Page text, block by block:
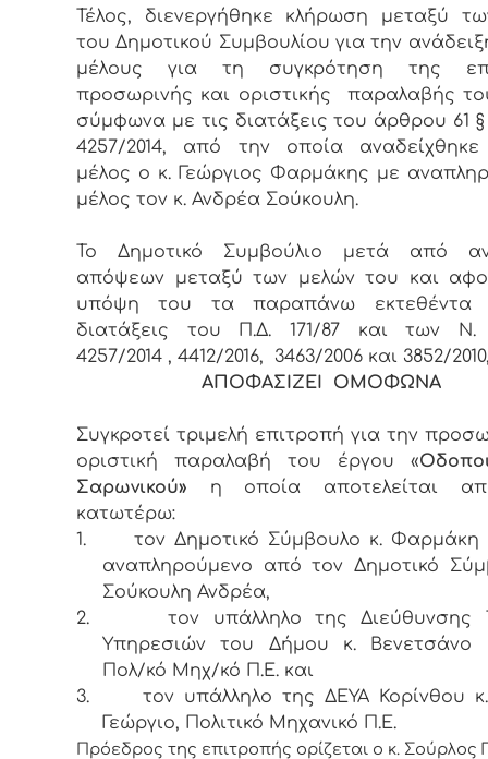
Τέλος, διενεργήθηκε κλήρωση μεταξύ
του Δημοτικού Συμβουλίου για την
μέλους για τη συγκρότηση της
προσωρινής και οριστικής παραλαβής
σύμφωνα με τις διατάξεις του άρθρου 61
4257/2014, από την οποία αναδείχθηκε
μέλος ο κ. Γεώργιος Φαρμάκης με
μέλος τον κ. Ανδρέα Σούκουλη.
Το Δημοτικό Συμβούλιο μετά από
απόψεων μεταξύ των μελών του και
υπόψη του τα παραπάνω εκτεθέντα
διατάξεις του Π.Δ. 171/87 και των Ν.
4257/2014 , 4412/2016, 3463/2006 και 3852/
ΑΠΟΦΑΣΙΖΕΙ ΟΜΟΦΩΝΑ
Συγκροτεί τριμελή επιτροπή για την
οριστική παραλαβή του έργου «
Σαρωνικού» η οποία αποτελείται
κατωτέρω:
1.
τον Δημοτικό Σύμβουλο κ. Φαρμάκη
αναπληρούμενο από τον Δημοτικό
Σούκουλη Ανδρέα,
2.
τον υπάλληλο της Διεύθυνσης
Υπηρεσιών του Δήμου κ. Βενετσάνο
Πολ/κό Μηχ/κό Π.Ε. και
3.
τον υπάλληλο της ΔΕΥΑ Κορίνθου
Γεώργιο, Πολιτικό Μηχανικό Π.Ε.
Πρόεδρος της επιτροπής ορίζεται ο κ. Σούρλος